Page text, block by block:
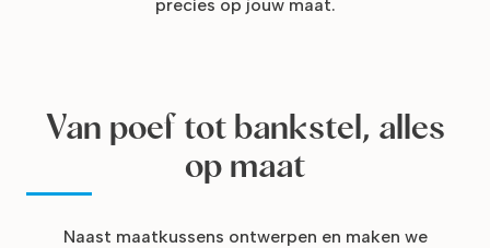
precies op jouw maat.
Van poef tot bankstel, alles
op maat
Naast maatkussens ontwerpen en maken we